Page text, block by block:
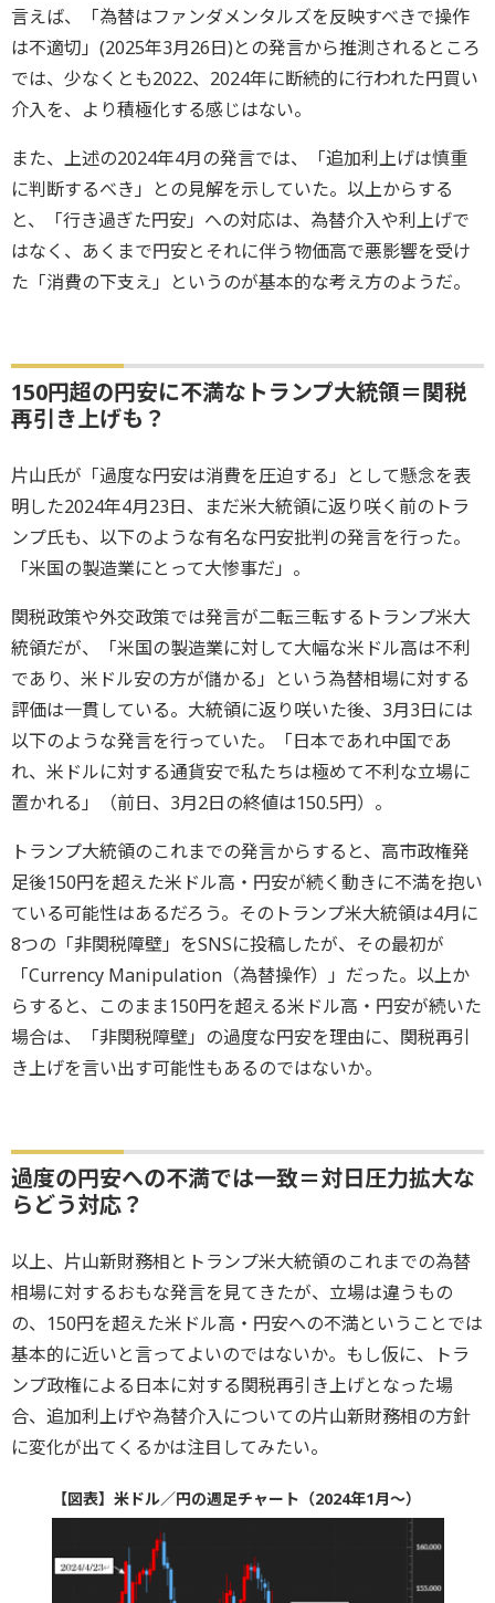
言えば、「為替はファンダメンタルズを反映すべきで操作
は不適切」(2025年3月26日)との発言から推測されるところ
では、少なくとも2022、2024年に断続的に行われた円買い
介入を、より積極化する感じはない。
また、上述の2024年4月の発言では、「追加利上げは慎重
に判断するべき」との見解を示していた。以上からする
と、「行き過ぎた円安」への対応は、為替介入や利上げで
はなく、あくまで円安とそれに伴う物価高で悪影響を受け
た「消費の下支え」というのが基本的な考え方のようだ。
150円超の円安に不満なトランプ大統領＝関税
再引き上げも？
片山氏が「過度な円安は消費を圧迫する」として懸念を表
明した2024年4月23日、まだ米大統領に返り咲く前のトラ
ンプ氏も、以下のような有名な円安批判の発言を行った。
「米国の製造業にとって大惨事だ」。
関税政策や外交政策では発言が二転三転するトランプ米大
統領だが、「米国の製造業に対して大幅な米ドル高は不利
であり、米ドル安の方が儲かる」という為替相場に対する
評価は一貫している。大統領に返り咲いた後、3月3日には
以下のような発言を行っていた。「日本であれ中国であ
れ、米ドルに対する通貨安で私たちは極めて不利な立場に
置かれる」（前日、3月2日の終値は150.5円）。
トランプ大統領のこれまでの発言からすると、高市政権発
足後150円を超えた米ドル高・円安が続く動きに不満を抱い
ている可能性はあるだろう。そのトランプ米大統領は4月に
8つの「非関税障壁」をSNSに投稿したが、その最初が
「Currency Manipulation（為替操作）」だった。以上か
らすると、このまま150円を超える米ドル高・円安が続いた
場合は、「非関税障壁」の過度な円安を理由に、関税再引
き上げを言い出す可能性もあるのではないか。
過度の円安への不満では一致＝対日圧力拡大な
らどう対応？
以上、片山新財務相とトランプ米大統領のこれまでの為替
相場に対するおもな発言を見てきたが、立場は違うもの
の、150円を超えた米ドル高・円安への不満ということでは
基本的に近いと言ってよいのではないか。もし仮に、トラ
ンプ政権による日本に対する関税再引き上げとなった場
合、追加利上げや為替介入についての片山新財務相の方針
に変化が出てくるかは注目してみたい。
【図表】米ドル／円の週足チャート（2024年1月～）